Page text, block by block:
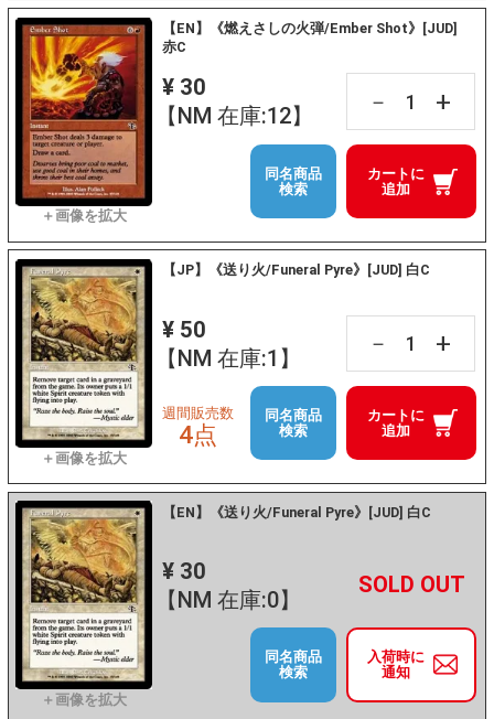
【EN】《燃えさしの火弾/Ember Shot》[JUD]
赤C
¥ 30
【NM 在庫:12】
－ +
カートに
追加
同名商品
検索
【JP】《送り火/Funeral Pyre》[JUD] 白C
¥ 50
【NM 在庫:1】
－ +
カートに
追加
週間販売数
4点
同名商品
検索
【EN】《送り火/Funeral Pyre》[JUD] 白C
¥ 30
【NM 在庫:0】
－ +
入荷時に
通知
同名商品
検索